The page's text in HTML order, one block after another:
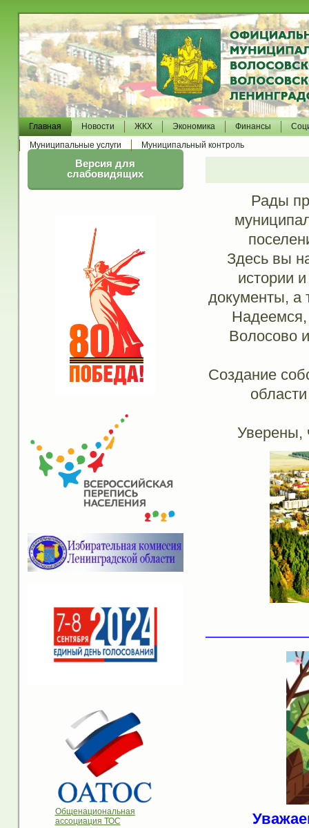
Главная Новости ЖКХ Экономика Финансы
Муниципальные услуги
Муниципальный контроль
Версия для
слабовидящих
Общенациональная
ассоциация ТОС
Рады
Здесь вы
истории
документы, а
Надеемся,
Волосово
Создание
Уверены,